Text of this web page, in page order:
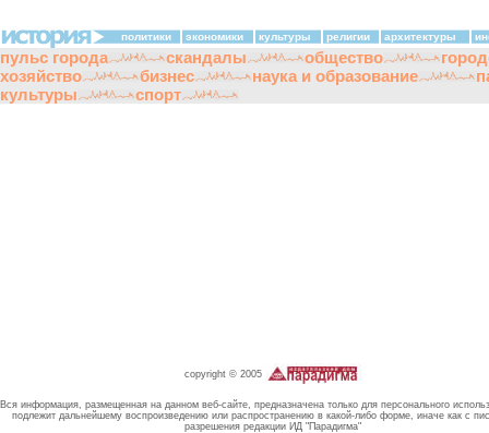
политики экономики культуры религии архитектуры
пульс города скандалы общество
хозяйство
бизнес наука и образование
культуры
спорт
copyright © 2005
Вся информация, размещенная на данном веб-сайте, предназначена только для персонального
подлежит дальнейшему воспроизведению или распространению в какой-либо форме, иначе как с
разрешения редакции ИД "Парадигма"